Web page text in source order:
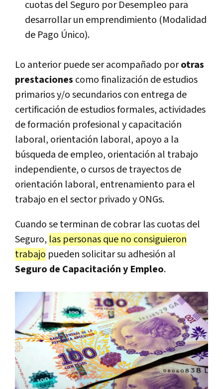
cuotas del Seguro por Desempleo para
desarrollar un emprendimiento (Modalidad
de Pago Único).
Lo anterior puede ser acompañado porotras
prestaciones como finalización de estudios
primarios y/o secundarios con entrega de
certificación de estudios formales, actividades
de formación profesional y capacitación
laboral, orientación laboral, apoyo a la
búsqueda de empleo, orientación al trabajo
independiente, o cursos de trayectos de
orientación laboral, entrenamiento para el
trabajo en el sector privado y ONGs.
Cuando se terminan de cobrar las cuotas del
Seguro, las personas que no consiguieron
trabajo pueden solicitar su adhesión al
Seguro de Capacitación y Empleo.